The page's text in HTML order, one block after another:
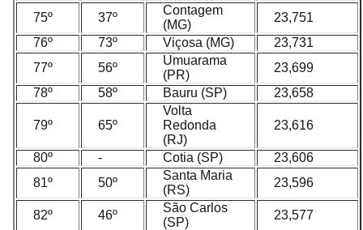
75º 37º
Contagem
(MG)
23,751
76º
73º Viçosa (MG)
23,731
77º
56º
Umuarama
(PR)
23,699
78º
58º Bauru (SP) 23,658
79º 65º
Volta
Redonda
(RJ)
23,616
80º - Cotia (SP)
23,606
81º
50º
Santa Maria
(RS)
23,596
82º 46º
São Carlos
(SP)
23,577